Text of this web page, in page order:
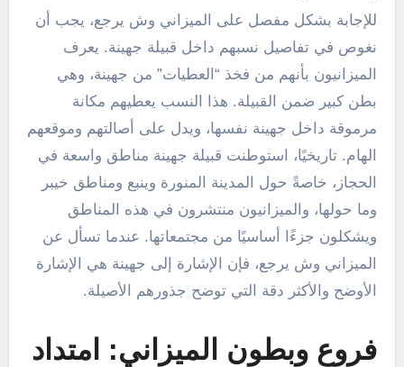
للإجابة بشكل مفصل على الميزاني وش يرجع، يجب أن
نغوص في تفاصيل نسبهم داخل قبيلة جهينة. يعرف
الميزانيون بأنهم من فخذ “العطيات” من جهينة، وهي
بطن كبير ضمن القبيلة. هذا النسب يعطيهم مكانة
مرموقة داخل جهينة نفسها، ويدل على أصالتهم وموقعهم
الهام. تاريخيًا، استوطنت قبيلة جهينة مناطق واسعة في
الحجاز، خاصةً حول المدينة المنورة وينبع ومناطق خيبر
وما حولها، والميزانيون منتشرون في هذه المناطق
ويشكلون جزءًا أساسيًا من مجتمعاتها. عندما تسأل عن
الميزاني وش يرجع، فإن الإشارة إلى جهينة هي الإشارة
الأوضح والأكثر دقة التي توضح جذورهم الأصيلة.
فروع وبطون الميزاني: امتداد